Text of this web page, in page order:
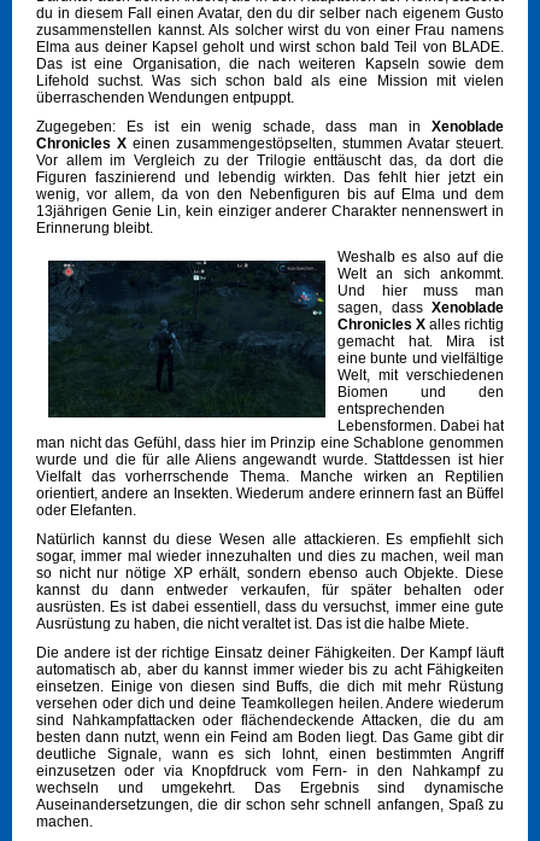
du in diesem Fall einen Avatar, den du dir selber nach eigenem Gusto
zusammenstellen kannst. Als solcher wirst du von einer Frau namens
Elma aus deiner Kapsel geholt und wirst schon bald Teil von BLADE.
Das ist eine Organisation, die nach weiteren Kapseln sowie dem
Lifehold suchst. Was sich schon bald als eine Mission mit vielen
überraschenden Wendungen entpuppt.
Zugegeben: Es ist ein wenig schade, dass man in Xenoblade
Chronicles X einen zusammengestöpselten, stummen Avatar steuert.
Vor allem im Vergleich zu der Trilogie enttäuscht das, da dort die
Figuren faszinierend und lebendig wirkten. Das fehlt hier jetzt ein
wenig, vor allem, da von den Nebenfiguren bis auf Elma und dem
13jährigen Genie Lin, kein einziger anderer Charakter nennenswert in
Erinnerung bleibt.
Weshalb es also auf die
Welt an sich ankommt.
Und hier muss man
sagen, dass Xenoblade
Chronicles X alles richtig
gemacht hat. Mira ist
eine bunte und vielfältige
Welt, mit verschiedenen
Biomen und den
entsprechenden
Lebensformen. Dabei hat
man nicht das Gefühl, dass hier im Prinzip eine Schablone genommen
wurde und die für alle Aliens angewandt wurde. Stattdessen ist hier
Vielfalt das vorherrschende Thema. Manche wirken an Reptilien
orientiert, andere an Insekten. Wiederum andere erinnern fast an Büffel
oder Elefanten.
Natürlich kannst du diese Wesen alle attackieren. Es empfiehlt sich
sogar, immer mal wieder innezuhalten und dies zu machen, weil man
so nicht nur nötige XP erhält, sondern ebenso auch Objekte. Diese
kannst du dann entweder verkaufen, für später behalten oder
ausrüsten. Es ist dabei essentiell, dass du versuchst, immer eine gute
Ausrüstung zu haben, die nicht veraltet ist. Das ist die halbe Miete.
Die andere ist der richtige Einsatz deiner Fähigkeiten. Der Kampf läuft
automatisch ab, aber du kannst immer wieder bis zu acht Fähigkeiten
einsetzen. Einige von diesen sind Buffs, die dich mit mehr Rüstung
versehen oder dich und deine Teamkollegen heilen. Andere wiederum
sind Nahkampfattacken oder flächendeckende Attacken, die du am
besten dann nutzt, wenn ein Feind am Boden liegt. Das Game gibt dir
deutliche Signale, wann es sich lohnt, einen bestimmten Angriff
einzusetzen oder via Knopfdruck vom Fern- in den Nahkampf zu
wechseln und umgekehrt. Das Ergebnis sind dynamische
Auseinandersetzungen, die dir schon sehr schnell anfangen, Spaß zu
machen.